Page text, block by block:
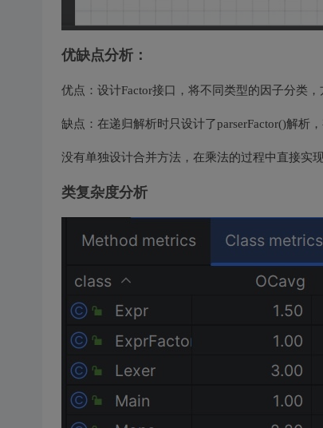
优缺点分析：
优点：设计Factor接口，将不同类型的因子分类，
缺点：在递归解析时只设计了parserFactor()解析
没有单独设计合并方法，在乘法的过程中直接实
类复杂度分析